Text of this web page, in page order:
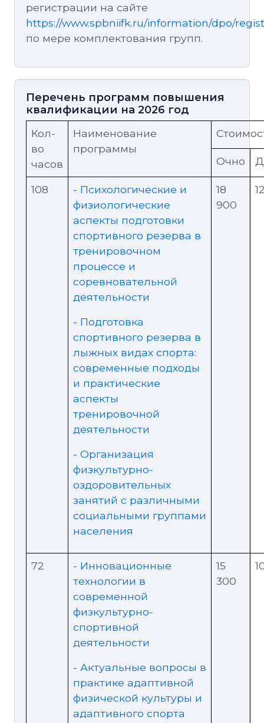
регистрации на сайте
https://www.spbniifk.ru/information/dpo/
по мере комплектования групп.
Перечень программ повышения
квалификации на 2026 год
Кол-
во
часов
Наименование
программы
Очно
108
- Психологические и
физиологические
аспекты подготовки
спортивного резерва в
тренировочном
процессе и
соревновательной
деятельности
- Подготовка
спортивного резерва в
лыжных видах спорта:
современные подходы
и практические
аспекты
тренировочной
деятельности
- Организация
физкультурно-
оздоровительных
занятий с различными
социальными группами
населения
18
900
72
- Инновационные
технологии в
современной
физкультурно-
спортивной
деятельности
- Актуальные вопросы в
практике адаптивной
физической культуры и
адаптивного спорта
15
300